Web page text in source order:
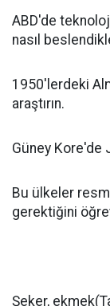
ABD'de
nasıl
1950'lerdeki
araştırın.
Güney Kore'de
Bu ülkeler
gerektiğini
Şeker,